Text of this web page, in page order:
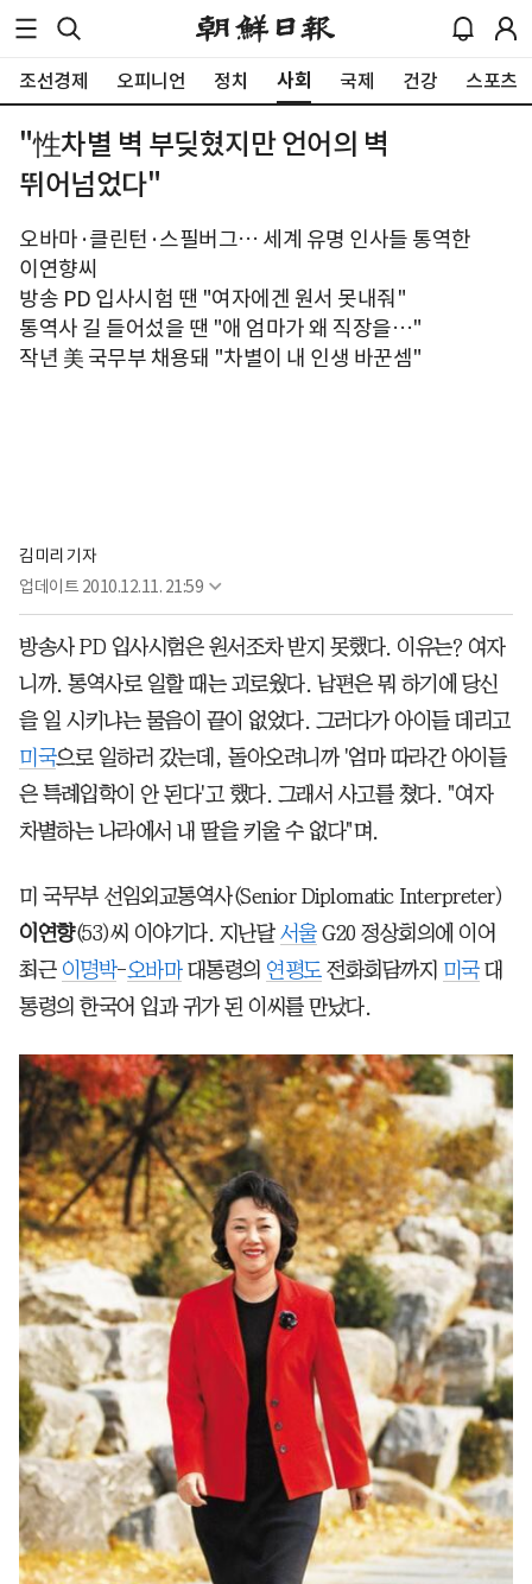
조선경제 오피니언 정치 사회 국제 건강 스포츠
"性차별 벽 부딪혔지만 언어의 벽
뛰어넘었다"
오바마·클린턴·스필버그… 세계 유명 인사들 통역한
이연향씨
방송 PD 입사시험 땐 "여자에겐 원서 못내줘"
통역사 길 들어섰을 땐 "애 엄마가 왜 직장을…"
작년 美 국무부 채용돼 "차별이 내 인생 바꾼셈"
김미리 기자
업데이트 2010.12.11. 21:59
방송사 PD 입사시험은 원서조차 받지 못했다. 이유는? 여자
니까. 통역사로 일할 때는 괴로웠다. 남편은 뭐 하기에 당신
을 일 시키냐는 물음이 끝이 없었다. 그러다가 아이들 데리고
미국으로 일하러 갔는데, 돌아오려니까 '엄마 따라간 아이들
은 특례입학이 안 된다'고 했다. 그래서 사고를 쳤다. "여자
차별하는 나라에서 내 딸을 키울 수 없다"며.
미 국무부 선임외교통역사(Senior Diplomatic Interpreter)
이연향(53)씨 이야기다. 지난달 서울G20 정상회의에 이어
최근 이명박-오바마대통령의 연평도전화회담까지 미국대
통령의 한국어 입과 귀가 된 이씨를 만났다.